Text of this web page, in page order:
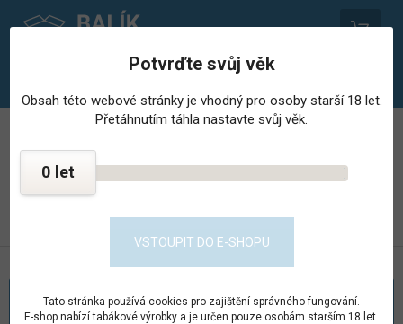
PROVOZOVNA STŘEDISKA HOSPODÁŘSKÉ ČINNNOSTI
KONTAKT
KATEGORIE
Potvrďte svůj věk
Obsah této webové stránky je vhodný pro osoby starší 18 let.
Přetáhnutím táhla nastavte svůj věk.
0
VSTOUPIT DO E-SHOPU
Tato stránka používá cookies pro zajištění správného fungování.
E-shop nabízí tabákové výrobky a je určen pouze osobám starším 18 let.